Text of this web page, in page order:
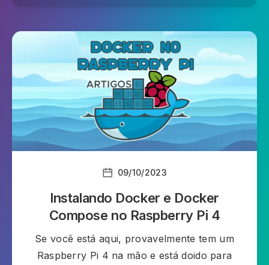
09/10/2023
Instalando Docker e Docker
Compose no Raspberry Pi 4
Se você está aqui, provavelmente tem um
Raspberry Pi 4 na mão e está doido para